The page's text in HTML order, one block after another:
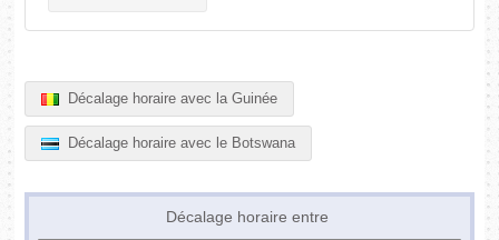
Décalage horaire avec la Guinée
Décalage horaire avec le Botswana
Décalage horaire entre